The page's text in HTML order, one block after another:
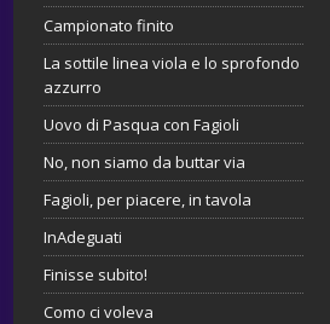
Campionato finito
La sottile linea viola e lo sprofondo
azzurro
Uovo di Pasqua con Fagioli
No, non siamo da buttar via
Fagioli, per piacere, in tavola
InAdeguati
Finisse subito!
Como ci voleva